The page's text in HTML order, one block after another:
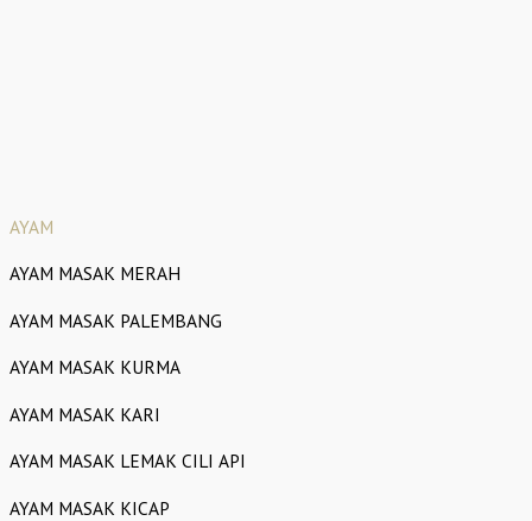
AYAM
AYAM MASAK MERAH
AYAM MASAK PALEMBANG
AYAM MASAK KURMA
AYAM MASAK KARI
AYAM MASAK LEMAK CILI API
AYAM MASAK KICAP